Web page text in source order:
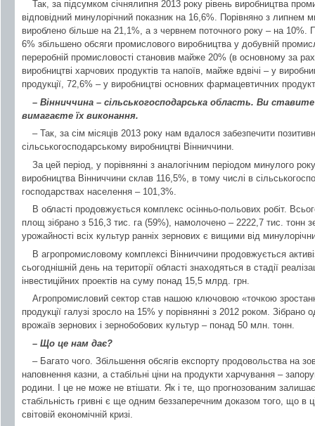
Так, за підсумком січнялипня 2013 року рівень виробництва
відповідний минулорічний показник на 16,6%. Порівняно з липнем
вироблено більше на 21,1%, а з червнем поточного року – на 10%.
6% збільшено обсяги промислового виробництва у добувній
переробній промисловості становив майже 20% (в основному за
виробництві харчових продуктів та напоїв, майже вдвічі – у
продукції, 72,6% – у виробництві основних фармацевтичних
– Вінниччина – сільськогосподарська область. Ви
вимагаєте їх виконання.
– Так, за сім місяців 2013 року нам вдалося забезпечити
сільськогосподарському виробництві Вінниччини.
За цей період, у порівнянні з аналогічним періодом минулого
виробництва Вінниччини склав 116,5%, в тому числі в
господарствах населення – 101,3%.
В області продовжується комплекс осінньо-польових робіт.
площ зібрано з 516,3 тис. га (59%), намолочено – 2222,7 тис. тонн
урожайності всіх культур ранніх зернових є вищими від
В агропромисловому комплексі Вінниччини продовжується
сьогоднішній день на території області знаходяться в стадії
інвестиційних проектів на суму понад 15,5 млрд. грн.
Агропромисловий сектор став нашою ключовою «точкою
продукції галузі зросло на 15% у порівнянні з 2012 роком. Зібрано
врожаїв зернових і зернобобових культур – понад 50 млн. тонн.
– Що це нам дає?
– Багато чого. Збільшення обсягів експорту продовольства на
наповнення казни, а стабільні ціни на продукти харчування –
родини. І це не може не втішати. Як і те, що прогнозованим
стабільність гривні є ще одним беззаперечним доказом того, що в
світовій економічній кризі.